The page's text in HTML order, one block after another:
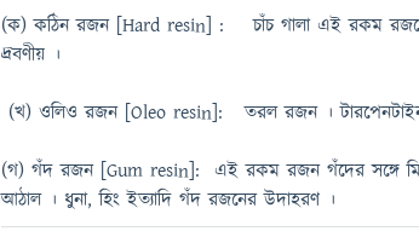
(ক) কঠিন রজন [Hard resin] : চাঁচ গালা এই রকম
দ্রবণীয় ।
(খ) ওলিও রজন [Oleo resin]: তরল রজন ।
(গ) গঁদ রজন [Gum resin]: এই রকম রজন গঁদের সঙ্গে
আঠাল । ধুনা, হিং ইত্যাদি গঁদ রজনের উদাহরণ ।